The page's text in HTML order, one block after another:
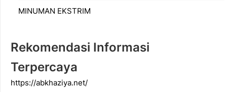
MINUMAN EKSTRIM
Rekomendasi Informasi
Terpercaya
https://abkhaziya.net/